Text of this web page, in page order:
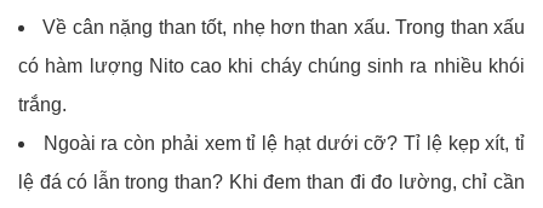
Về cân nặng than tốt, nhẹ hơn than xấu. Trong than xấu
có hàm lượng Nito cao khi cháy chúng sinh ra nhiều khói
trắng.
Ngoài ra còn phải xem tỉ lệ hạt dưới cỡ? Tỉ lệ kẹp xít, tỉ
lệ đá có lẫn trong than? Khi đem than đi đo lường, chỉ cần